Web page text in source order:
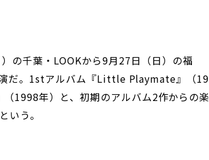
の千葉・LOOKから9月27日（日）の福
だ。1stアルバム『Little Playmate』（19
1998年）と、初期のアルバム2作からの楽
いう。